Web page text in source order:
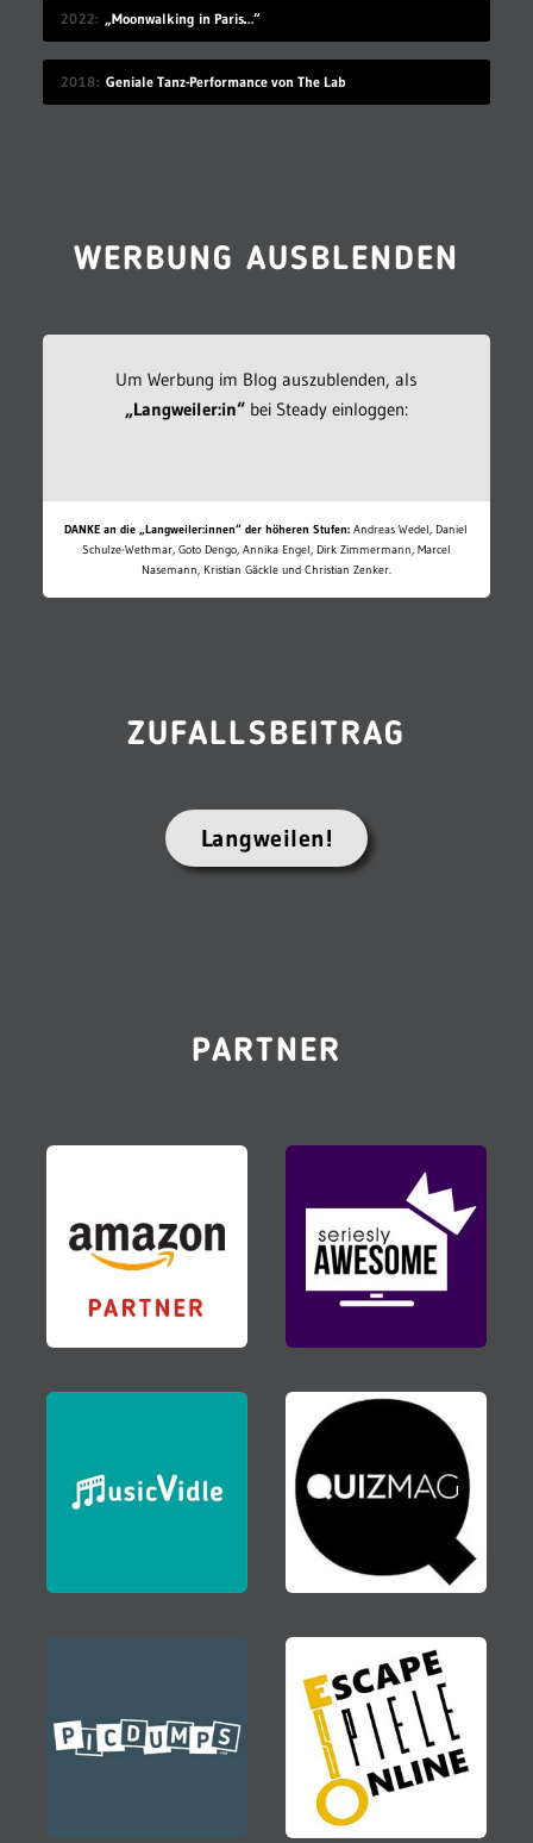
2022 „Moonwalking in Paris…“
2018 Geniale Tanz-Performance von The Lab
WERBUNG AUSBLENDEN
Um Werbung im Blog auszublenden, als
„Langweiler:in“bei Steady einloggen:
DANKE an die „Langweiler:innen“ der höheren Stufen: Andreas Wedel, Daniel
Schulze-Wethmar, Goto Dengo, Annika Engel, Dirk Zimmermann, Marcel
Nasemann, Kristian Gäckle und Christian Zenker.
ZUFALLSBEITRAG
Langweilen!
PARTNER